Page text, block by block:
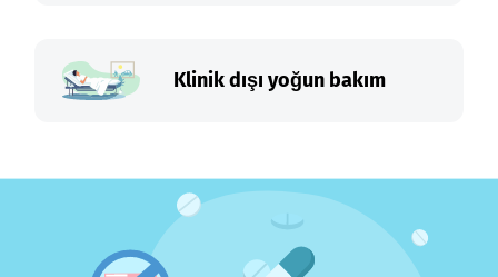
Klinik dışı yoğun bakım